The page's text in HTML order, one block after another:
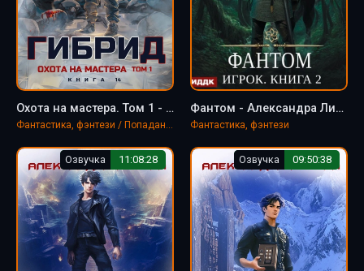
Охота на мастера. Том 1 - Александра Лисина
Фантастика, фэнтези / Попаданцы
Фантом - Александра Лисина
Фантастика, фэнтези
Озвучка 11:08:28 Озвучка 09:50:38